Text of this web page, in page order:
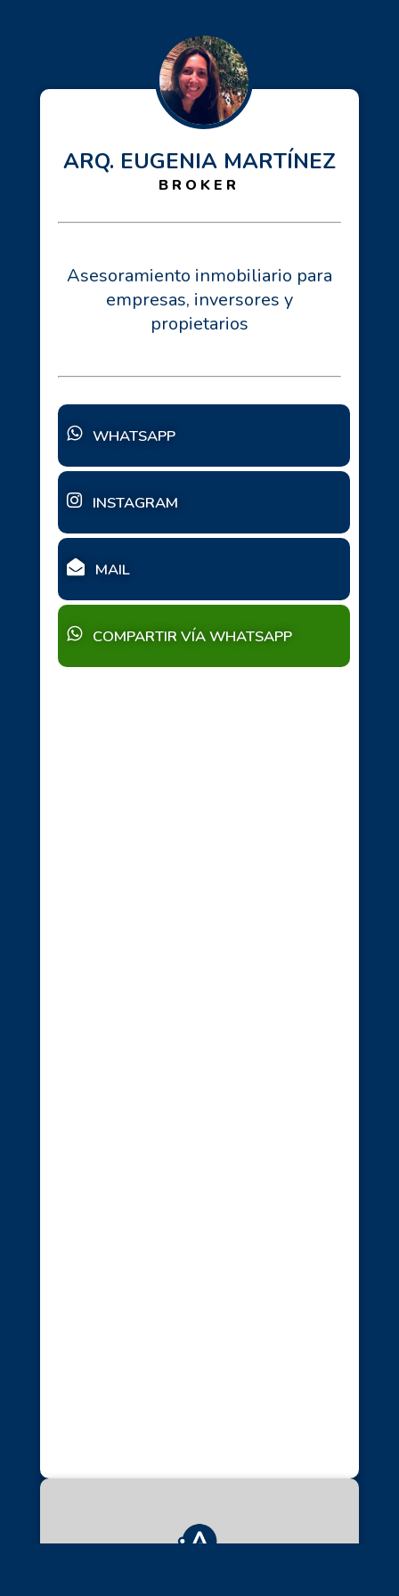
ARQ. EUGENIA MARTÍNEZ
BROKER
Asesoramiento inmobiliario para
empresas, inversores y
propietarios
WHATSAPP
INSTAGRAM
MAIL
COMPARTIR VÍA WHATSAPP